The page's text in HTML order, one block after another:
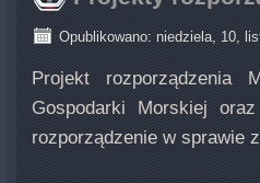
Opublikowano: niedziela, 10,
Projekt rozporządzenia
Gospodarki Morskiej
rozporządzenie w sprawie